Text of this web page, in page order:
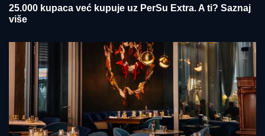
25.000 kupaca već kupuje uz PerSu Extra. A ti? Saznaj
više